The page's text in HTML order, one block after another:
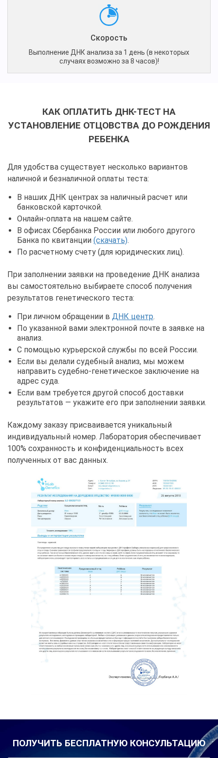
Скорость
Выполнение ДНК анализа за 1 день (в некоторых
случаях возможно за 8 часов)!
КАК ОПЛАТИТЬ ДНК-ТЕСТ НА
УСТАНОВЛЕНИЕ ОТЦОВСТВА ДО РОЖДЕНИЯ
РЕБЕНКА
Для удобства существует несколько вариантов
наличной и безналичной оплаты теста:
В наших ДНК центрах за наличный расчет или
банковской карточкой.
Онлайн-оплата на нашем сайте.
В офисах Сбербанка России или любого другого
Банка по квитанции (скачать).
По расчетному счету (для юридических лиц).
При заполнении заявки на проведение ДНК анализа
вы самостоятельно выбираете способ получения
результатов генетического теста:
При личном обращении в ДНК центр.
По указанной вами электронной почте в заявке на
анализ.
С помощью курьерской службы по всей России.
Если вы делали судебный анализ, мы можем
направить судебно-генетическое заключение на
адрес суда.
Если вам требуется другой способ доставки
результатов — укажите его при заполнении заявки.
Каждому заказу присваивается уникальный
индивидуальный номер. Лаборатория обеспечивает
100% сохранность и конфиденциальность всех
полученных от вас данных.
ПОЛУЧИТЬ БЕСПЛАТНУЮ КОНСУЛЬТАЦИЮ